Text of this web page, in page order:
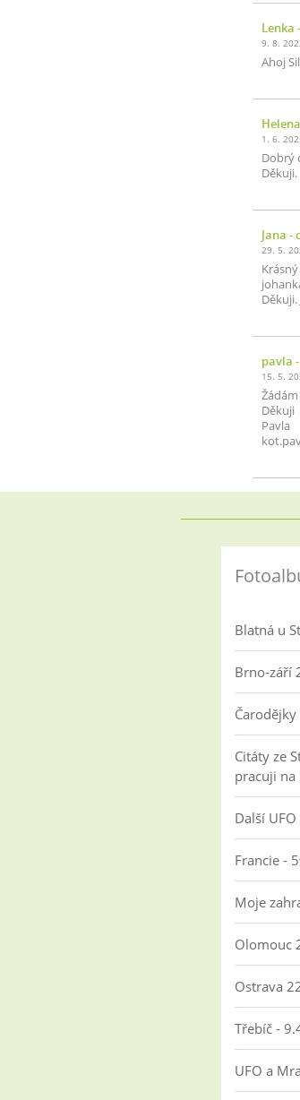
Lenka
9. 8.
Ahoj
1. 6.
Dobrý
Jana -
29. 5.
Děkuji.
pavla
15. 5.
Děkuji
Pavla
Blatná u
Brno-září
Čarodějky
Citáty ze
pracuji
Další UFO
Francie -
Moje
Olomouc
Ostrava
Třebíč -
UFO a